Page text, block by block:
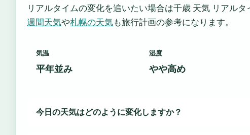
リアルタイムの変化を追いたい場合は千歳 天気 リアル
週間天気や札幌の天気も旅行計画の参考になります。
気温
平年並み
湿度
やや高め
今日の天気はどのように変化しますか？